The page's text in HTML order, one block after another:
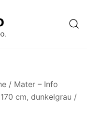
Website
/ Mater – Info
cm, dunkelgrau /